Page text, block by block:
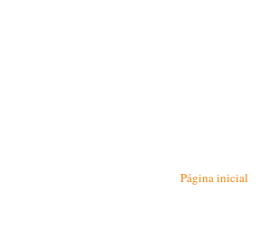
Página inicial